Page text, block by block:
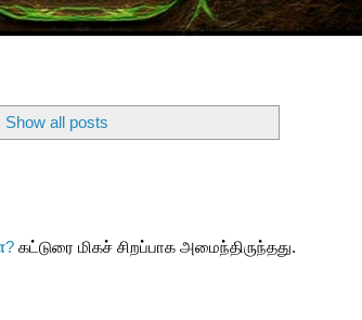
Show all posts
? கட்டுரை மிகச் சிறப்பாக அமைந்திருந்தது.